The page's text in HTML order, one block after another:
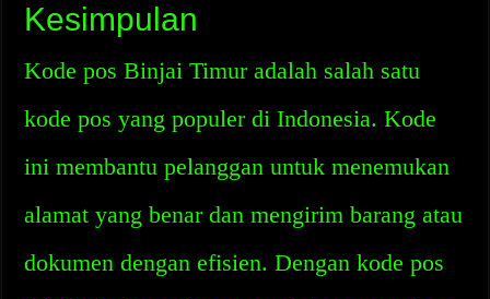
Kesimpulan
Kode pos Binjai Timur adalah salah satu
kode pos yang populer di Indonesia. Kode
ini membantu pelanggan untuk menemukan
alamat yang benar dan mengirim barang atau
dokumen dengan efisien. Dengan kode pos